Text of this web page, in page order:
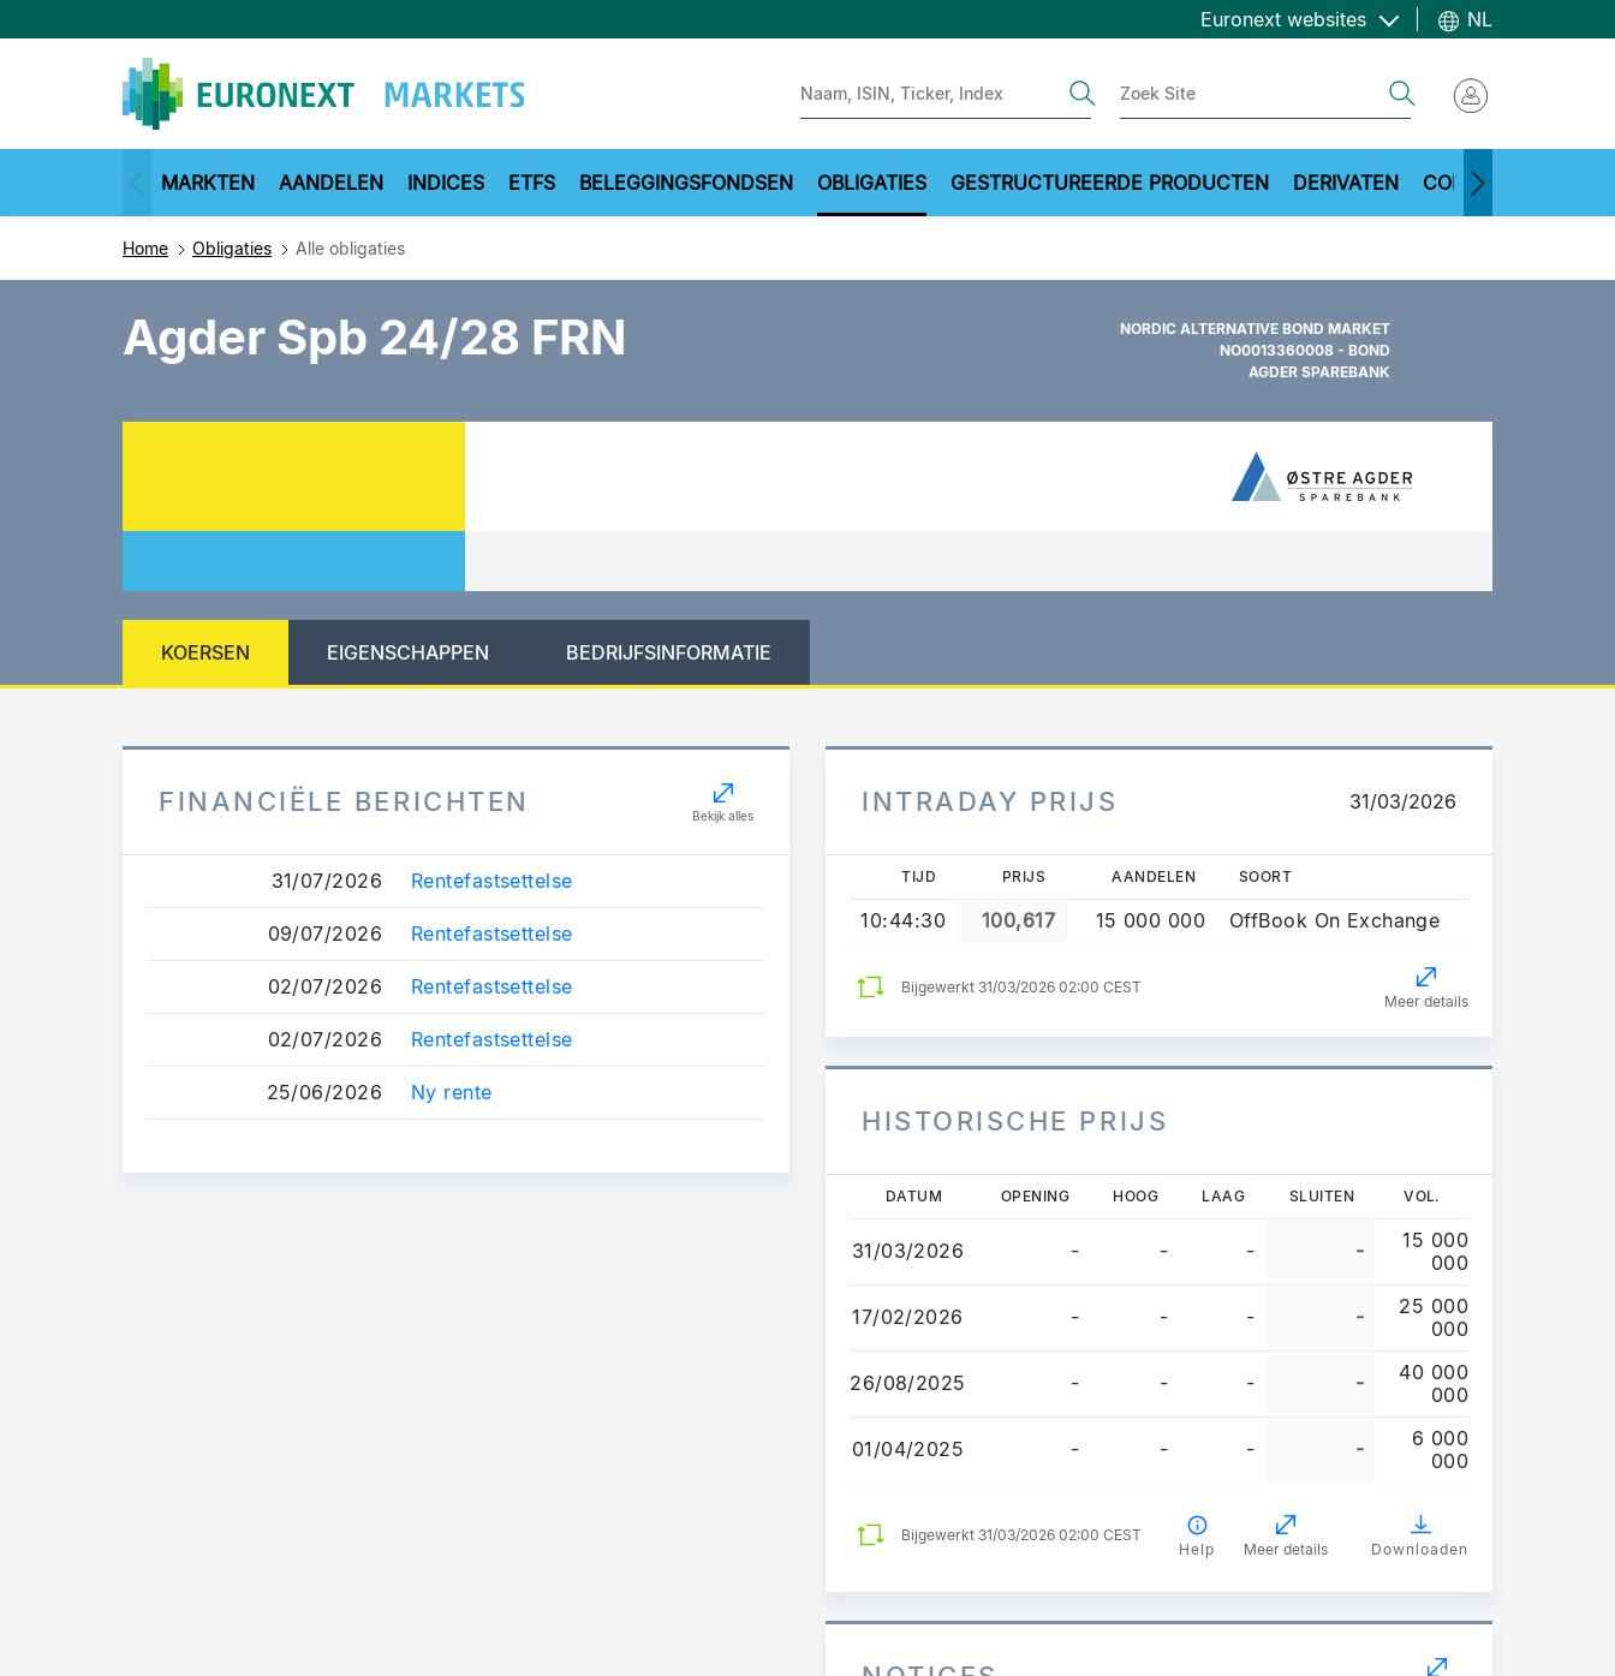
en
Euronext websites NL
MARKTEN AANDELEN INDICES ETFS BELEGGINGSFONDSEN OBLIGATIES GESTRUCTUREERDE PRODUCTEN DERIVATEN COMMODITIES
Home Obligaties Alle obligaties
Agder Spb 24/28 FRN
NORDIC ALTERNATIVE BOND MARKET
NO0013360008 - BOND
AGDER SPAREBANK
KOERSEN EIGENSCHAPPEN BEDRIJFSINFORMATIE
FINANCIËLE BERICHTEN Bekijk alles
31/07/2026 Rentefastsettelse
09/07/2026 Rentefastsettelse
02/07/2026 Rentefastsettelse
02/07/2026 Rentefastsettelse
25/06/2026 Ny rente
INTRADAY PRIJS 31/03/2026
TIJD PRIJS AANDELEN SOORT
10:44:30 100,617 15 000 000 OffBook On Exchange
Bijgewerkt 31/03/2026 02:00 CEST
Meer details
HISTORISCHE PRIJS
Overslaan
naar
inhoud
gaan
DATUM OPENING HOOG LAAG SLUITEN VOL.
31/03/2026 - - - -
15 000
000
17/02/2026 - - - -
25 000
000
26/08/2025 - - - -
40 000
000
01/04/2025 - - - -
6 000
000
Bijgewerkt 31/03/2026 02:00 CEST
Help
Meer details Downloaden